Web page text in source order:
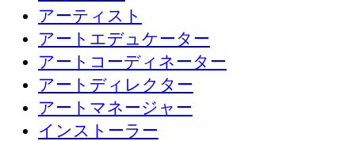
アーティスト
アートエデュケーター
アートコーディネーター
アートディレクター
アートマネージャー
インストーラー